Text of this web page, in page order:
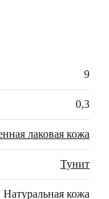
9
0,3
лаковая кожа
Тунит
Натуральная кожа